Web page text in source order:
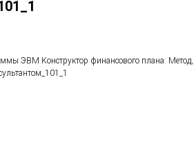
ЭВМ Конструктор финансового плана: Метод,